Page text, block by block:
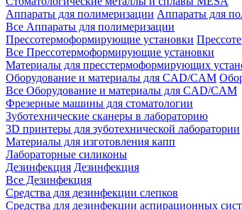
Аппараты для полимеризации Аппараты для
Все Аппараты для полимеризации
Прессотермоформирующие установки
Все Прессотермоформирующие установки
Материалы для пресстермоформирующих
Оборудование и материалы для CAD/CAM
Все Оборудование и материалы для CAD/CAM
Фрезерные машины для стоматологии
Зуботехнические сканеры в лабораторию
3D принтеры для зуботехнической лаборатории
Материалы для изготовления капп
Лабораторные силиконы
Дезинфекция Дезинфекция
Все Дезинфекция
Средства для дезинфекции слепков
Средства для дезинфекции аспирационных